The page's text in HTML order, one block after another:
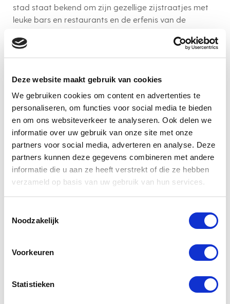
Deze website maakt gebruik van cookies
We gebruiken cookies om content en advertenties te
personaliseren, om functies voor social media te bieden
en om ons websiteverkeer te analyseren. Ook delen we
informatie over uw gebruik van onze site met onze
partners voor social media, adverteren en analyse. Deze
partners kunnen deze gegevens combineren met andere
informatie die u aan ze heeft verstrekt of die ze hebben
verzameld op basis van uw gebruik van hun services.
Noodzakelijk
Voorkeuren
Statistieken
stad staat bekend om zijn gezellige zijstraatjes met
leuke bars en restaurants en de erfenis van de
voelbaar.
Self-guided Food Tour Delft
Oranje, blauw, TU, Vermeer, Leeuwenhoek, Grotius, de
lijst gaat nog wel even door. Ga met ons mee op een
culinaire en culturele ontdekkingsreis van deze
prachtige oude stad.
Een stad, bekend om zijn koninklijke pracht en